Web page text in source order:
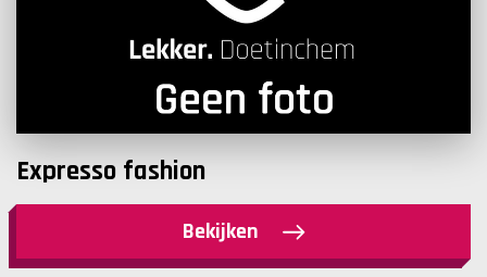
Expresso fashion
Bekijken